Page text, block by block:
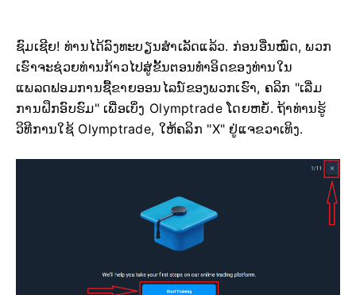
ຊົມເຊີຍ! ທ່ານໄດ້ລົງທະບຽນສຳເລັດແລ້ວ. ກ່ອນອື່ນໝົດ, ພວກ
ເຮົາຈະຊ່ວຍທ່ານກ້າວໄປສູ່ຂັ້ນຕອນທຳອິດຂອງທ່ານໃນ
ແພລດຟອມການຊື້ຂາຍອອນໄລນ໌ຂອງພວກເຮົາ, ຄລິກ "ເລີ່ມ
ການຝຶກອົບຮົມ" ເພື່ອເບິ່ງ Olymptrade ໂດຍຫຍໍ້. ຖ້າທ່ານຮູ້
ວິທີການໃຊ້ Olymptrade, ໃຫ້ຄລິກ "X" ຢູ່ແຈຂວາເທິງ.